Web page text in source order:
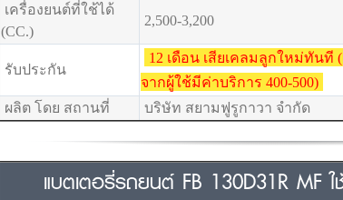
เครื่องยนต์ที่ใช้ได้
(CC.)
2,500-3,200
รับประกัน
12 เดือน เสียเคลมลูกใหม่ทันที
จากผู้ใช้มีค่าบริการ 400-500)
ผลิต โดย สถานที่
บริษัท สยามฟูรูกาวา จำกัด
แบตเตอรี่รถยนต์ FB 130D31R MF